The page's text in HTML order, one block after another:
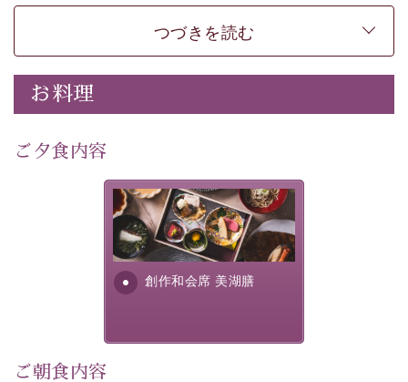
い。
どなたでもお得にご予約できます。
-----------【安心への取り組み】----------
個室料亭、貸切風呂のご利用が可能な上、 安心安全にご
滞在いただけるよう
徹底した衛生管理を行っております。
---------------------------------------------
【公式限定価格】 通常料金よりお一人様1100円引き
・朝夕個室料亭で個室食
・館内着をご用意
・就寝用パジャマをご用意
つづきを読む
お料理
ご夕食内容
創作和会席 美湖膳
美湖膳とは諏訪の地で特別を
提供する為に料理長・神原 裕
明が考え出した創作和会席で
す。美しい諏訪湖の幸...
ご朝食内容